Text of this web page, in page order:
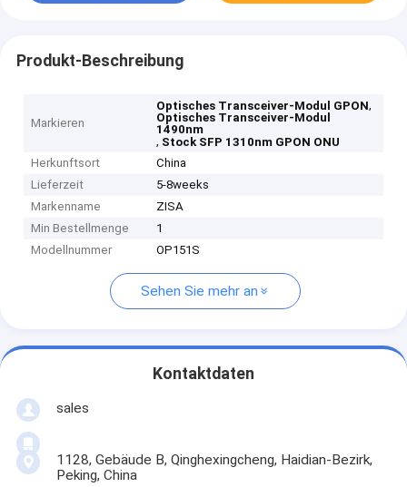
Produkt-Beschreibung
Markieren
Optisches Transceiver-Modul GPON,
Optisches Transceiver-Modul
1490nm
, Stock SFP 1310nm GPON ONU
Herkunftsort
China
Lieferzeit
5-8weeks
Markenname
ZISA
Min Bestellmenge
1
Modellnummer
OP151S
Sehen Sie mehr an
Kontaktdaten
sales
1128, Gebäude B, Qinghexingcheng, Haidian-Bezirk,
Peking, China